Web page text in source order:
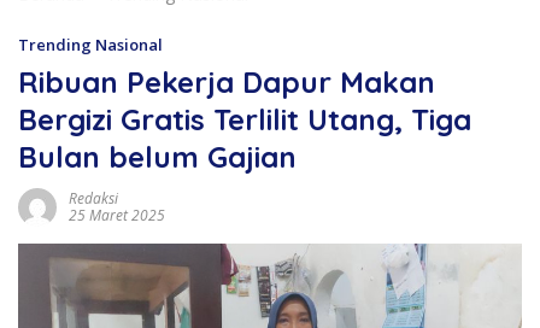
Trending Nasional
Ribuan Pekerja Dapur Makan
Bergizi Gratis Terlilit Utang, Tiga
Bulan belum Gajian
Redaksi
25 Maret 2025